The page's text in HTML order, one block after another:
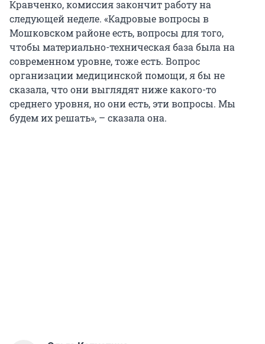
Кравченко, комиссия закончит работу на
следующей неделе. «Кадровые вопросы в
Мошковском районе есть, вопросы для того,
чтобы материально-техническая база была на
современном уровне, тоже есть. Вопрос
организации медицинской помощи, я бы не
сказала, что они выглядят ниже какого-то
среднего уровня, но они есть, эти вопросы. Мы
будем их решать», – сказала она.